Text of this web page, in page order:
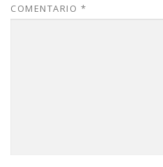
COMENTARIO *